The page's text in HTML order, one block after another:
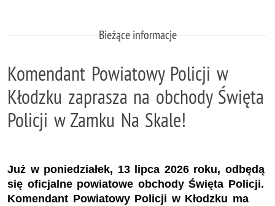
Bieżące informacje
Komendant Powiatowy Policji w
Kłodzku zaprasza na obchody Święta
Policji w Zamku Na Skale!
Już w poniedziałek, 13 lipca 2026 roku, odbędą
się oficjalne powiatowe obchody Święta Policji.
Komendant Powiatowy Policji w Kłodzku ma